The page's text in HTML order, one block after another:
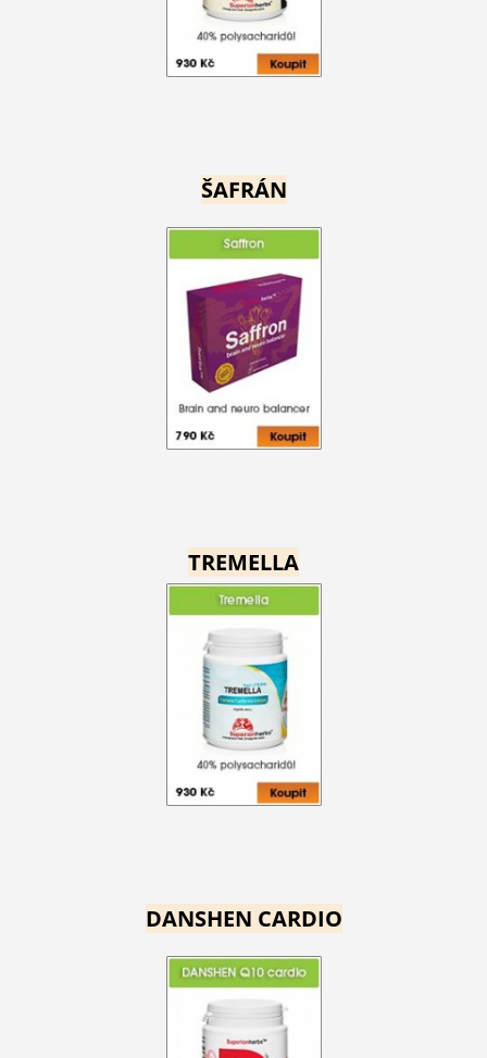
ŠAFRÁN
TREMELLA
DANSHEN CARDIO